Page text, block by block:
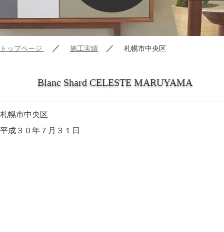
トップページ ／ 施工実績 ／ 札幌市中央区
Blanc Shard CELESTE MARUYAMA
札幌市中央区
平成３０年７月３１日